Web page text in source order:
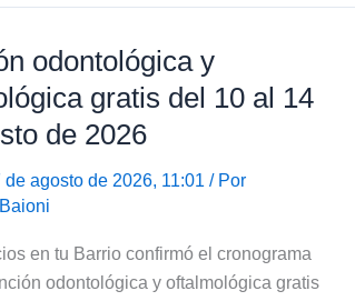
odontológica y
gratis del 10 al 14
de 2026
de agosto de 2026, 11:01 / Por
en tu Barrio confirmó el cronograma
odontológica y oftalmológica gratis